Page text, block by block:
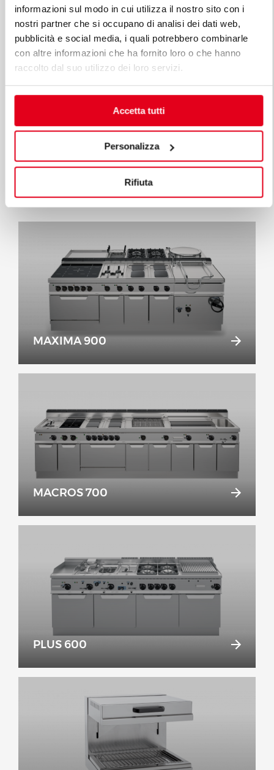
informazioni sul modo in cui utilizza il nostro sito con i
nostri partner che si occupano di analisi dei dati web,
pubblicità e social media, i quali potrebbero combinarle
con altre informazioni che ha fornito loro o che hanno
raccolto dal suo utilizzo dei loro servizi.
Accetta tutti
Personalizza
Rifiuta
POZNAJ WSZYSTKIE LINIE LINIA
PLUS
Nieskończona seria rozwiązań w celu spełnienia
wymogów rynku. Wszechstronne kuchnie o
produkcyjnej.
MAXIMA 900
MACROS 700
PLUS 600